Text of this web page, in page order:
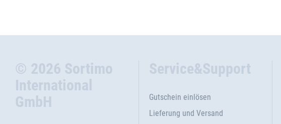
© 2026 Sortimo
International
GmbH
Service&Support
Gutschein einlösen
Lieferung und Versand